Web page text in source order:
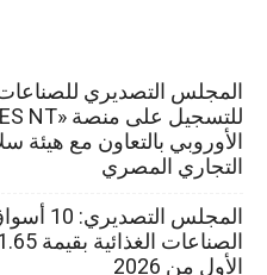
المجلس التصديري
الأوروبي بالتعاون مع هيئة
التجاري المصري
المجلس
الأول من 2026